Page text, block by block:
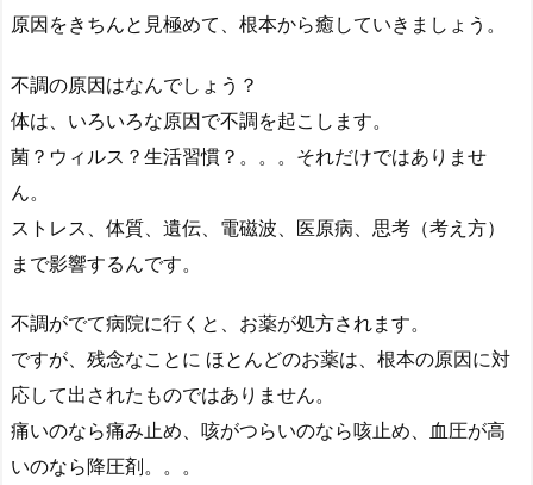
原因をきちんと見極めて、根本から癒していきましょう。
不調の原因はなんでしょう？
体は、いろいろな原因で不調を起こします。
菌？ウィルス？生活習慣？。。。それだけではありませ
ん。
ストレス、体質、遺伝、電磁波、医原病、思考（考え方）
まで影響するんです。
不調がでて病院に行くと、お薬が処方されます。
ですが、残念なことに ほとんどのお薬は、根本の原因に対
応して出されたものではありません。
痛いのなら痛み止め、咳がつらいのなら咳止め、血圧が高
いのなら降圧剤。。。